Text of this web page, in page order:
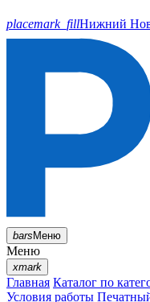
placemark_fillНижний
barsМеню
Меню
xmark
Главная Каталог по
Условия работы